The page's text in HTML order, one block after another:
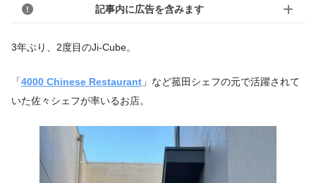
記事内に広告を含みます
3年ぶり、2度目のJi-Cube。
「4000 Chinese Restaurant 」など菰田シェフの元で活躍されて
いた佐々シェフが率いるお店。